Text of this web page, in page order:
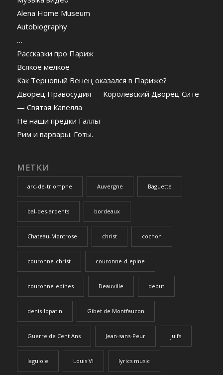
Alena Home Museum
Autobiography
…
Рассказки про Париж
Всякое мелкое
Как Терновый Венец оказался в Париже?
Дворец Правосудия — Королевский Дворец Сите
— Святая Капелла
Не наши предки Галлы
Рим и варвары. Готы.
МЕТКИ
arc-de-triomphe Auvergne Baguette
bal-des-ardents bordeaux
Chateau-Montrose christ cochon
couronne-christ couronne-d-epine
couronne-epines Deauville debut
denis-lopatin Gibet de Montfaucon
Guerre de Cent Ans Jean-sans-Peur juifs
laguiole Louis VI lyrics music